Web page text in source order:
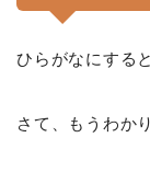
ひらがなにする
さて、もうわか